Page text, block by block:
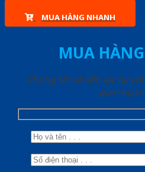
MUA HÀNG NHANH
MUA
Chúng tôi sẽ liên lạc lại
gian